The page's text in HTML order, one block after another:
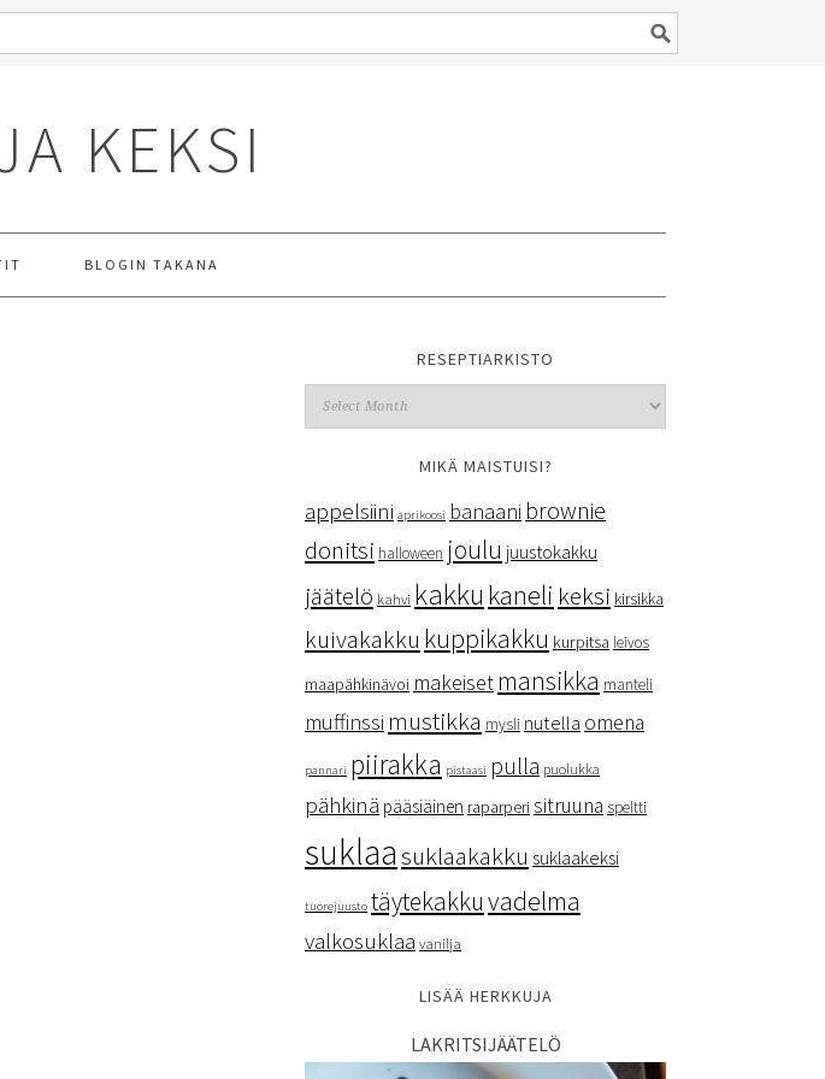
KEKSI
BLOGIN TAKANA
RESEPTIARKISTO
MIKÄ MAISTUISI?
appelsiini aprikoosi banaani brownie
donitsi halloween joulu juustokakku
jäätelö kahvi kakku kaneli keksi kirsikka
kuivakakku kuppikakku kurpitsa leivos
maapähkinävoi makeiset mansikka manteli
muffinssi mustikka mysli nutella omena
pannari piirakka pistaasi pulla puolukka
pähkinä pääsiäinen raparperi sitruuna speltti
suklaasuklaakakku suklaakeksi
tuorejuusto täytekakkuvadelma
valkosuklaa vanilja
LISÄÄ HERKKUJA
LAKRITSIJÄÄTELÖ